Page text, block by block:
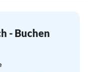
- Buchen